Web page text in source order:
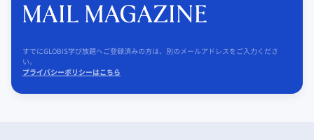
すでにGLOBIS学び放題へご登録済みの方は、別のメールアドレスをご入力くださ
い。
プライバシーポリシーはこちら